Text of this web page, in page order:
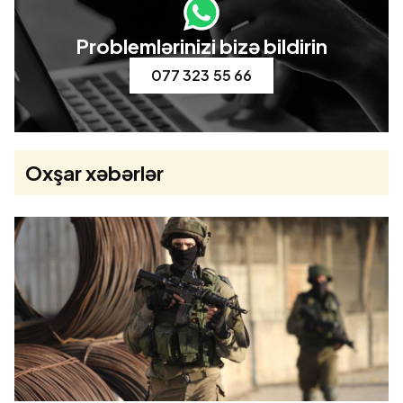
Problemlərinizi bizə bildirin
077 323 55 66
Oxşar xəbərlər